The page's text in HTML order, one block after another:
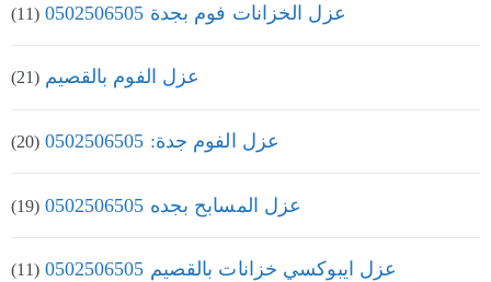
عزل الخزانات فوم بجدة 0502506505 (11)
عزل الفوم بالقصيم (21)
عزل الفوم جدة: 0502506505 (20)
عزل المسابح بجده 0502506505 (19)
عزل ايبوكسي خزانات بالقصيم 0502506505 (11)